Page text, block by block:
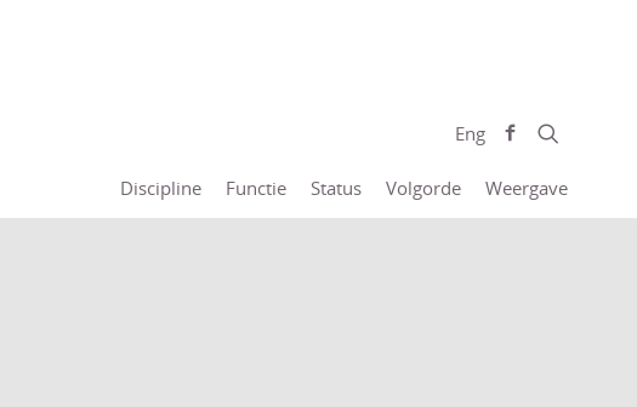
Eng
Discipline Functie Status Volgorde Weergave